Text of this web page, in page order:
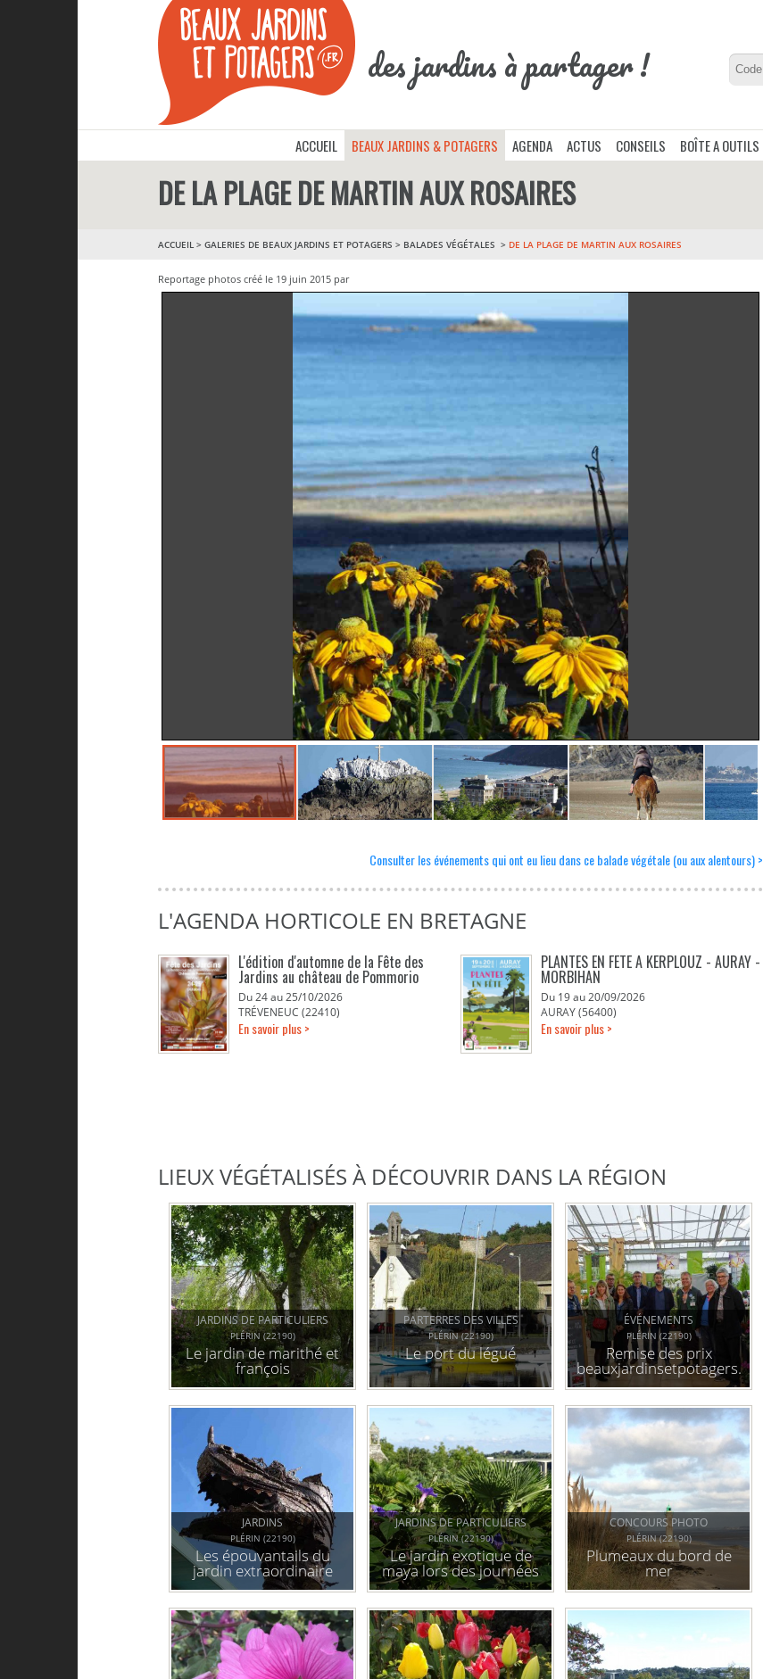
des jardins à partager !
ACCUEIL BEAUX JARDINS & POTAGERS AGENDA ACTUS CONSEILS BOÎTE A OUTILS
DE LA PLAGE DE MARTIN AUX ROSAIRES
ACCUEIL > GALERIES DE BEAUX JARDINS ET POTAGERS > BALADES VÉGÉTALES DE LA PLAGE DE MARTIN AUX ROSAIRES
Reportage photos créé le 19 juin 2015 par
Consulter les événements qui ont eu lieu dans ce balade végétale (ou aux alentours) >
L'AGENDA HORTICOLE EN BRETAGNE
L'édition d'automne de la Fête des
Jardins au château de Pommorio
Du 24 au 25/10/2026
TRÉVENEUC (22410)
En savoir plus >
PLANTES EN FETE A KERPLOUZ - AURAY -
MORBIHAN
Du 19 au 20/09/2026
AURAY (56400)
En savoir plus >
LIEUX VÉGÉTALISÉS À DÉCOUVRIR DANS LA RÉGION
JARDINS DE PARTICULIERS
PLÉRIN (22190)
Le jardin de marithé et
françois
PARTERRES DES VILLES
PLÉRIN (22190)
Le port du légué
ÉVÉNEMENTS
PLÉRIN (22190)
Remise des prix
beauxjardinsetpotagers.fr
au magasin vert de
JARDINS
PLÉRIN (22190)
Les épouvantails du
jardin extraordinaire
JARDINS DE PARTICULIERS
PLÉRIN (22190)
Le jardin exotique de
maya lors des journées
du patrimoine 2015
CONCOURS PHOTO
PLÉRIN (22190)
Plumeaux du bord de
mer